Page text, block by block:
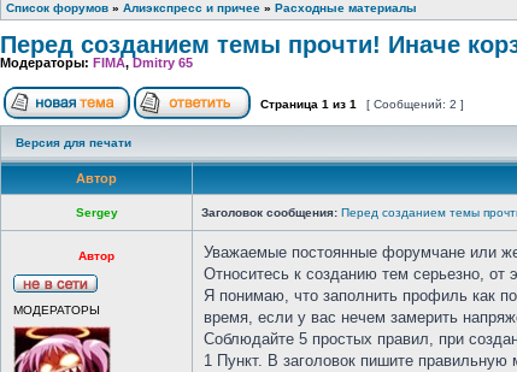
Список форумов » Алиэкспресс и причее » Расходные материалы
Перед созданием темы прочти! Иначе
Модераторы: FIMA, Dmitry 65
Страница 1 из 1 [ Сообщений: 2 ]
Версия для печати
Автор
Sergey Заголовок сообщения: Перед созданием темы
Автор
МОДЕРАТОРЫ
Уважаемые постоянные форумчане или
Относитесь к созданию тем серьезно, от
Я понимаю, что заполнить профиль как
время, если у вас нечем замерить
Соблюдайте 5 простых правил, при
1 Пункт. В заголовок пишите